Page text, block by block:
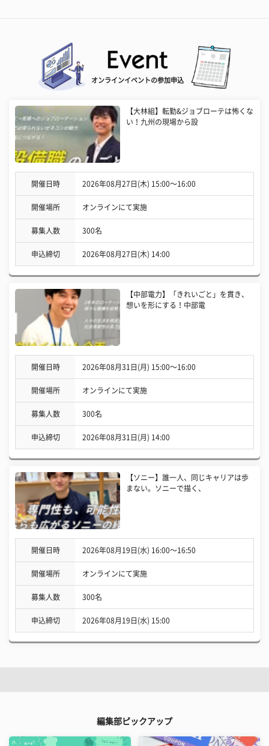
オンラインイベントの参加申込
【大林組】転勤&ジョブローテは怖くな
い！九州の現場から設
開催日時 2026年08月27日(木) 15:00〜16:00
開催場所 オンラインにて実施
募集人数 300名
申込締切 2026年08月27日(木) 14:00
【中部電力】「きれいごと」を貫き、
想いを形にする！中部電
開催日時 2026年08月31日(月) 15:00〜16:00
開催場所 オンラインにて実施
募集人数 300名
申込締切 2026年08月31日(月) 14:00
【ソニー】誰一人、同じキャリアは歩
まない。ソニーで描く、
開催日時 2026年08月19日(水) 16:00〜16:50
開催場所 オンラインにて実施
募集人数 300名
申込締切 2026年08月19日(水) 15:00
編集部ピックアップ